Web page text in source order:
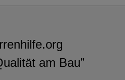
am Bau”